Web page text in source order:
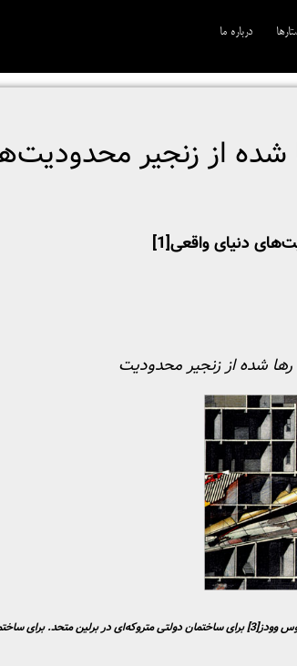
درباره ما
از زنجیر
دنیای واقعی[1]
شده از زنجیر محدودیت
توضیح تصویر شماره ی 1: محدوده‌ی آزاد برلین: پیشنهاد سال 1990 لبئوس وودز[3] برای ساختمان